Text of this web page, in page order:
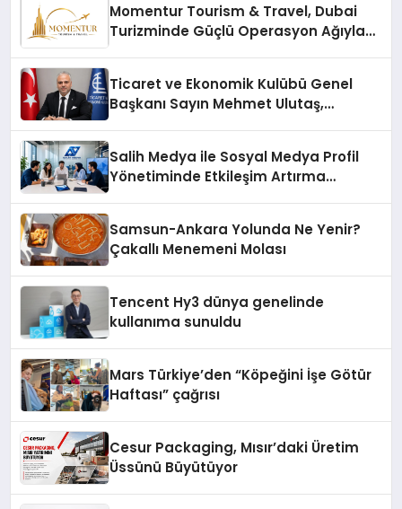
Momentur Tourism & Travel, Dubai
Turizminde Güçlü Operasyon Ağıyla
Ticaret ve Ekonomik Kulübü Genel
Başkanı Sayın Mehmet Ulutaş,
Salih Medya ile Sosyal Medya Profil
Yönetiminde Etkileşim Artırma
Samsun-Ankara Yolunda Ne Yenir?
Çakallı Menemeni Molası
Tencent Hy3 dünya genelinde
kullanıma sunuldu
Mars Türkiye’den “Köpeğini İşe Götür
Haftası” çağrısı
Cesur Packaging, Mısır’daki Üretim
Üssünü Büyütüyor